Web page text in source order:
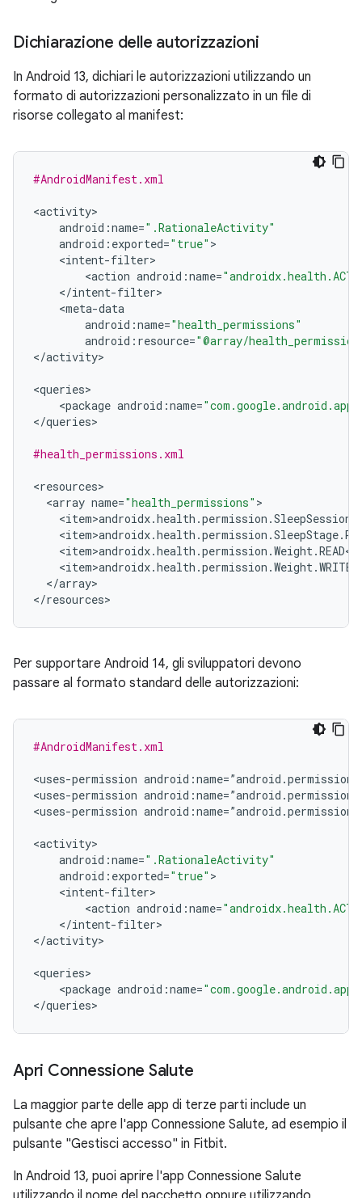
Dichiarazione delle autorizzazioni
In Android 13, dichiari le autorizzazioni utilizzando un
formato di autorizzazioni personalizzato in un file di
risorse collegato al manifest:
#AndroidManifest.xml
<activity
android :name=".RationaleActivity"
android : exported="true"
<intent-filter
<action android :name=
</intent-filter
<meta-data
android :name="health_permissions"
android : resource="@array/
</activity>
<queries
<package android :name=
</queries>
#health_permissions.xml
<resources
<array name="health_permissions"
<item>androidx.health .permission .SleepSession
<item>androidx.health .permission .SleepStage.
<item>androidx.health .permission .Weight .READ<
<item>androidx.health .permission .Weight .WRITE
</array>
</resources
Per supportare Android 14, gli sviluppatori devono
passare al formato standard delle autorizzazioni:
#AndroidManifest.xml
<uses-permission android :name=”android .permission
<uses-permission android :name=”android .permission
<uses-permission android :name=”android .permission
<activity
android :name=".RationaleActivity"
android : exported="true"
<intent-filter
<action android :name=
</intent-filter>
</activity>
<queries
<package android :name=
</queries
Apri Connessione Salute
La maggior parte delle app di terze parti include un
pulsante che apre l'app Connessione Salute, ad esempio il
pulsante "Gestisci accesso" in Fitbit.
In Android 13, puoi aprire l'app Connessione Salute